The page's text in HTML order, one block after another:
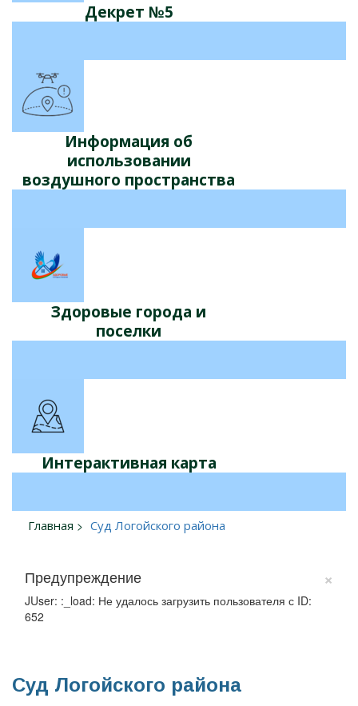
Декрет №5
Информация об
использовании
воздушного пространства
Здоровые города и
поселки
Интерактивная карта
Главная Суд Логойского района
×
Предупреждение
JUser: :_load: Не удалось загрузить пользователя с ID:
652
Суд Логойского района